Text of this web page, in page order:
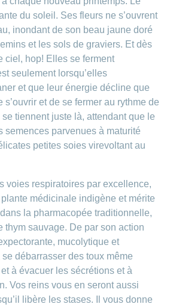
du soleil. Ses fleurs ne s’ouvrent
inondant de son beau jaune doré
et les sols de graviers. Et dès
ciel, hop! Elles se ferment
seulement lorsqu’elles
et que leur énergie décline que
s’ouvrir et de se fermer au rythme de
se tiennent juste là, attendant que le
semences parvenues à maturité
petites soies virevoltant au
voies respiratoires par excellence,
médicinale indigène et mérite
la pharmacopée traditionnelle,
thym sauvage. De par son action
mucolytique et
débarrasser des toux même
à évacuer les sécrétions et à
Vos reins vous en seront aussi
libère les stases. Il vous donne